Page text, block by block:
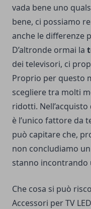
vada bene uno
bene, ci possiamo
anche le differenze
D’altronde ormai la
dei televisori, ci
Proprio per questo
scegliere tra molti
ridotti.
è l’unico fattore da
può capitare che,
non concludiamo
stanno incontrando
Che cosa si può
Accessori per TV LED